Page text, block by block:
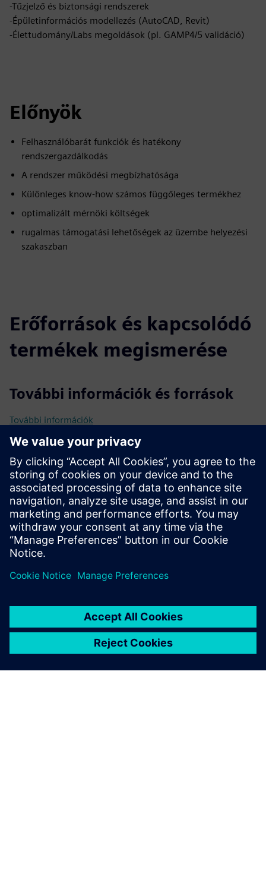
-Tűzjelző és biztonsági rendszerek
-Épületinformációs modellezés (AutoCAD, Revit)
-Élettudomány/Labs megoldások (pl. GAMP4/5 validáció)
Előnyök
Felhasználóbarát funkciók és hatékony
rendszergazdálkodás
A rendszer működési megbízhatósága
Különleges know-how számos függőleges termékhez
optimalizált mérnöki költségek
rugalmas támogatási lehetőségek az üzembe helyezési
szakaszban
Erőforrások és kapcsolódó
termékek megismerése
További információk és források
További információk
Feltételek
értékesítési dokumentáció
mechanikai, elektromos és vízvezeték-tervek
2D/3D rajzok, vázlatok, modellek, specifikációk
meglévő webhelyadatbázis és részletek
ügyfél igényei